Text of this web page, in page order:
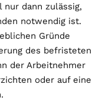
nur dann zulässig,
notwendig ist.
Gründe
des befristeten
der Arbeitnehmer
oder auf eine